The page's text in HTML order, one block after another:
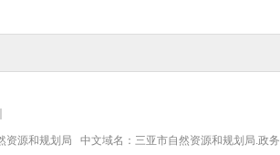
｜
资源和规划局 中文域名：三亚市自然资源和规划局.政务